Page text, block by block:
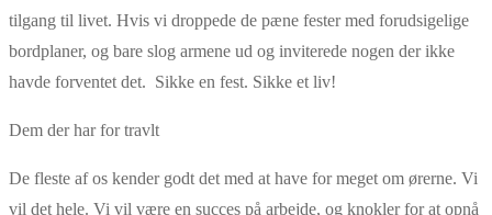
tilgang til livet. Hvis vi droppede de pæne fester med forudsigelige
bordplaner, og bare slog armene ud og inviterede nogen der ikke
havde forventet det. Sikke en fest. Sikke et liv!
Dem der har for travlt
De fleste af os kender godt det med at have for meget om ørerne. Vi
vil det hele. Vi vil være en succes på arbejde, og knokler for at opnå